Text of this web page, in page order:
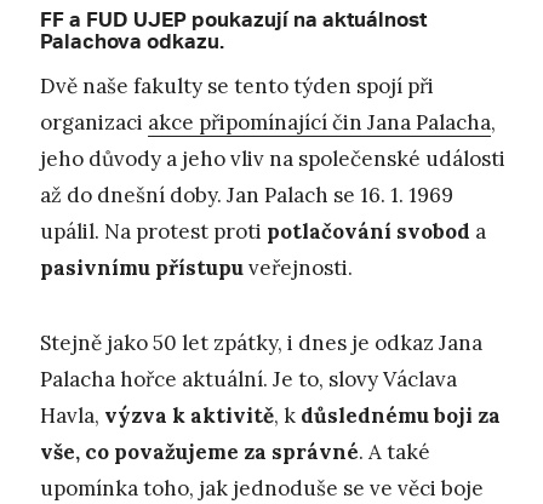
FF a FUD UJEP poukazují na aktuálnost
Palachova odkazu.
Dvě naše fakulty se tento týden spojí při
organizaci akce připomínající čin Jana Palacha,
jeho důvody a jeho vliv na společenské události
až do dnešní doby. Jan Palach se 16. 1. 1969
upálil. Na protest proti potlačování svobod a
pasivnímu přístupuveřejnosti.
Stejně jako 50 let zpátky, i dnes je odkaz Jana
Palacha hořce aktuální. Je to, slovy Václava
Havla, výzva k aktivitě, k důslednému boji za
vše, co považujeme za správné. A také
upomínka toho, jak jednoduše se ve věci boje